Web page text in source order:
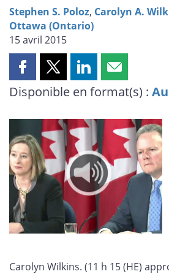
Stephen S. Poloz, Carolyn A.
Ottawa (Ontario)
15 avril 2015
Partager
cette
page
Facebook
Partager
cette
page
X
Partager
cette
page
LinkedIn
Partager
cette
page
courriel
Disponible en format(s) :
Carolyn Wilkins. (11 h 15 (HE)